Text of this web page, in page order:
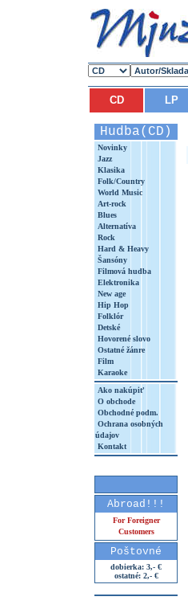
CD LP
Hudba(CD)
Novinky
Jazz
Klasika
Folk/Country
World Music
Art-rock
Blues
Alternatíva
Rock
Hard & Heavy
Šansóny
Filmová hudba
Elektronika
New age
Hip Hop
Folklór
Detské
Hovorené slovo
Ostatné žánre
Film
Karaoke
Ako nakúpiť
O obchode
Obchodné podm.
Ochrana osobných
údajov
Kontakt
Abroad!!!
For Foreigner
Customers
Poštovné
dobierka: 3,- €
ostatné: 2,- €